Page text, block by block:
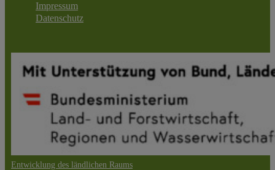
Impressum
Datenschutz
Entwicklung des ländlichen Raums